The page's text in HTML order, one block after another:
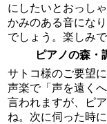
にしたいとおっし
かみのある音にな
でしょう。楽しみ
ピアノの森・
サトコ様のご要望
声楽で「声を遠く
言われますが、ピ
ね。次に伺った時